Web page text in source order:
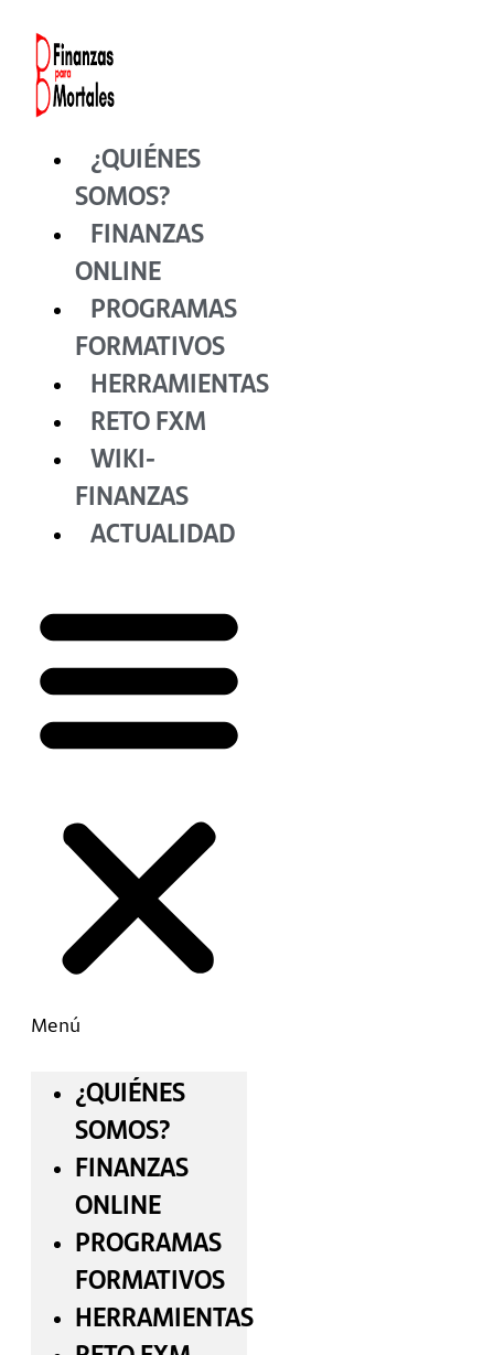
contenido
¿QUIÉNES
SOMOS?
FINANZAS
ONLINE
PROGRAMAS
FORMATIVOS
HERRAMIENTAS
RETO FXM
WIKI-
FINANZAS
ACTUALIDAD
Menú
¿QUIÉNES
SOMOS?
FINANZAS
ONLINE
PROGRAMAS
FORMATIVOS
HERRAMIENTAS